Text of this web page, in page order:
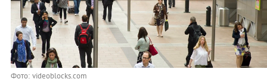
Фото: videoblocks.com